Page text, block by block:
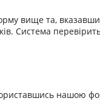
вище та,
Система
нашою